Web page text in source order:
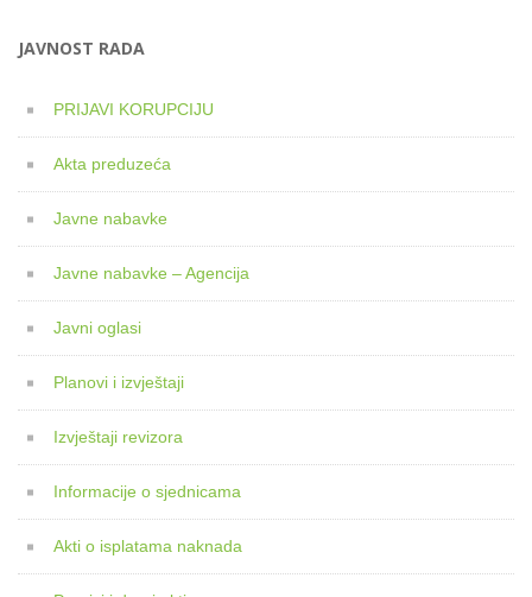
JAVNOST RADA
PRIJAVI KORUPCIJU
Akta preduzeća
Javne nabavke
Javne nabavke – Agencija
Javni oglasi
Planovi i izvještaji
Izvještaji revizora
Informacije o sjednicama
Akti o isplatama naknada